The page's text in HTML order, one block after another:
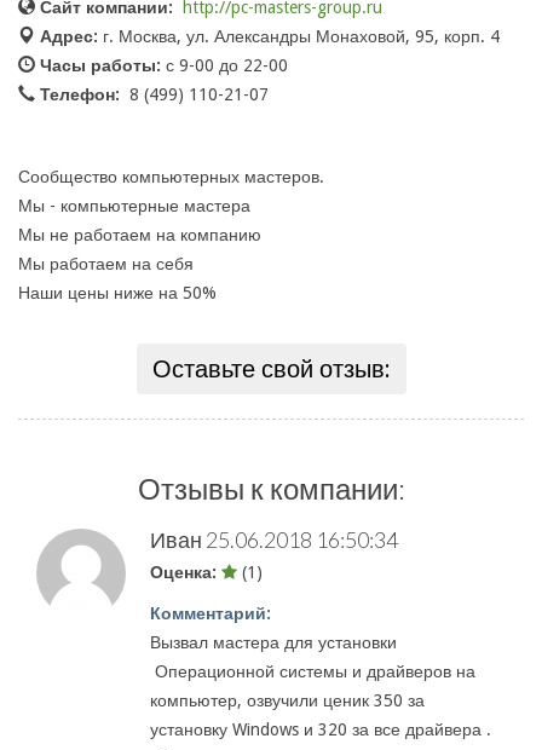
Сайт компании:
http://pc-masters-group.ru
Адрес: г. Москва, ул. Александры Монаховой, 95, корп. 4
Часы работы: с 9-00 до 22-00
Телефон: 8 (499) 110-21-07
Сообщество компьютерных мастеров.
Мы - компьютерные мастера
Мы не работаем на компанию
Мы работаем на себя
Наши цены ниже на 50%
Оставьте свой отзыв:
Отзывы к компании:
Иван 25.06.2018 16:50:34
Оценка: (1)
Комментарий:
Вызвал мастера для установки
Операционной системы и драйверов на
компьютер, озвучили ценик 350 за
установку Windows и 320 за все драйвера .